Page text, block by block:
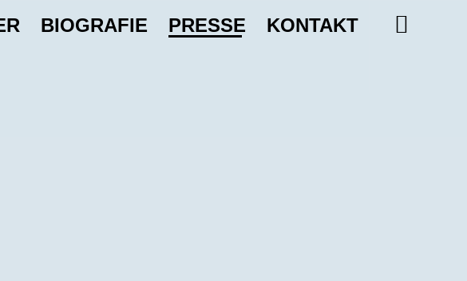
BIOGRAFIE PRESSE KONTAKT